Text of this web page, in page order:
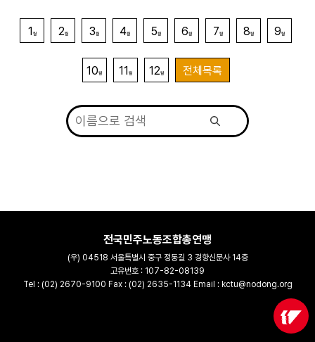
1 월 2월 3월 4월 5월 6월 7월 8월 9월
10월 11 월 12월 전체목록
전국민주노동조합총연맹
(우) 04518 서울특별시 중구 정동길 3 경향신문사 14층
고유번호 : 107-82-08139
Tel : (02) 2670-9100 Fax : (02) 2635-1134 Email : kctu@nodong.org